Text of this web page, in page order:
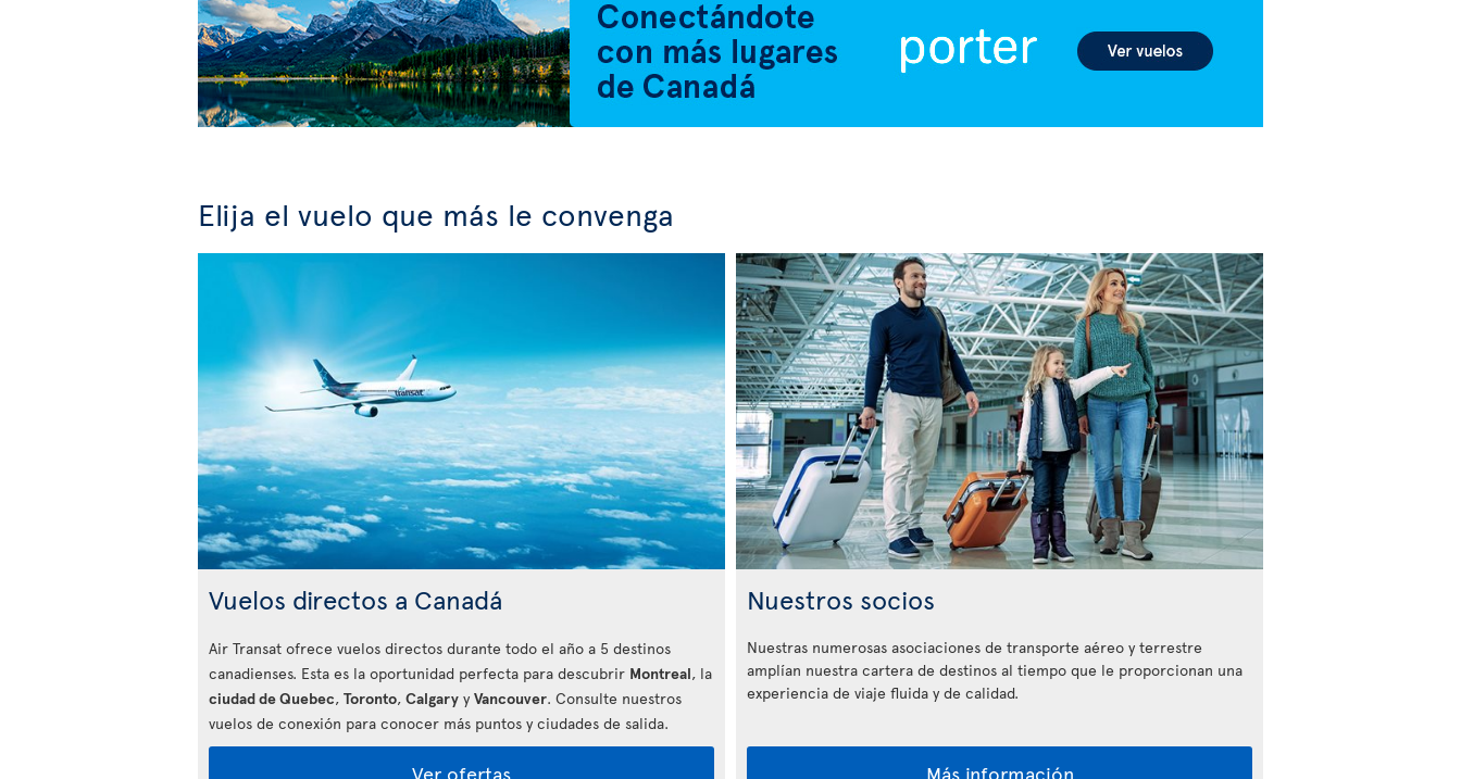
Elija el vuelo que más le convenga
Vuelos directos a Canadá
Air Transat ofrece vuelos directos durante todo el año a 5 destinos
canadienses. Esta es la oportunidad perfecta para descubrir Montreal, la
ciudad de Quebec, Toronto, Calgary y Vancouver. Consulte nuestros
vuelos de conexión para conocer más puntos y ciudades de salida.
Ver ofertas
Nuestros socios
Nuestras numerosas asociaciones de transporte aéreo y terrestre
amplían nuestra cartera de destinos al tiempo que le proporcionan una
experiencia de viaje fluida y de calidad.
Más información